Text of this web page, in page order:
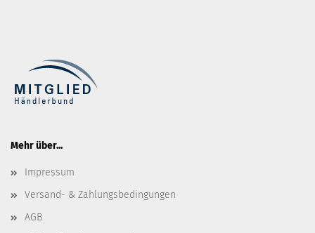
Mehr über...
Impressum
Versand- & Zahlungsbedingungen
AGB